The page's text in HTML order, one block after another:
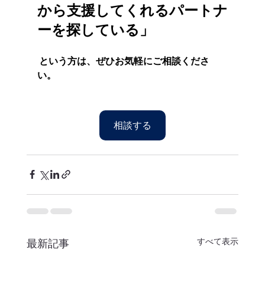
から支援してくれるパートナ
ーを探している」
という方は、ぜひお気軽にご相談くださ
い。
相談する
最新記事 すべて表示